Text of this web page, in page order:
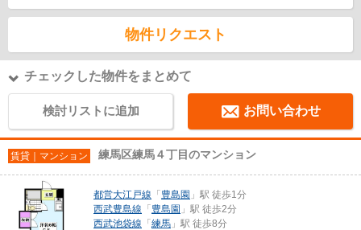
物件リクエスト
チェックした物件をまとめて
検討リストに追加 お問い合わせ
賃貸｜マンション 練馬区練馬４丁目のマンション
都営大江戸線 「 豊島園 」駅 徒歩1分
西武豊島線 「 豊島園 」駅 徒歩2分
西武池袋線 「 練馬 」駅 徒歩8分